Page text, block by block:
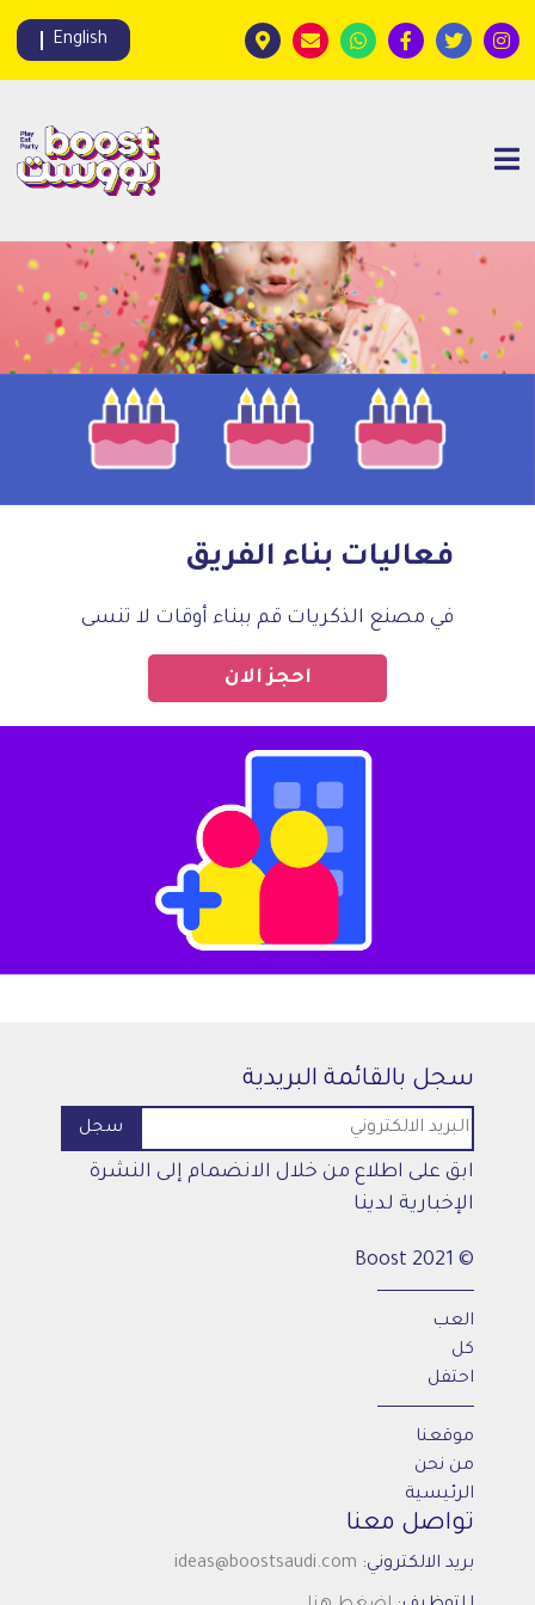
English
فعاليات بناء الفريق
في مصنع الذكريات قم ببناء أوقات لا تنسى
احجز الان
سجل بالقائمة البريدية
ابق على اطلاع من خلال الانضمام إلى النشرة
الإخبارية لدينا
© 2021 Boost
العب
كل
احتفل
موقعنا
من نحن
الرئيسية
تواصل معنا
بريد الالكتروني: ideas@boostsaudi.com